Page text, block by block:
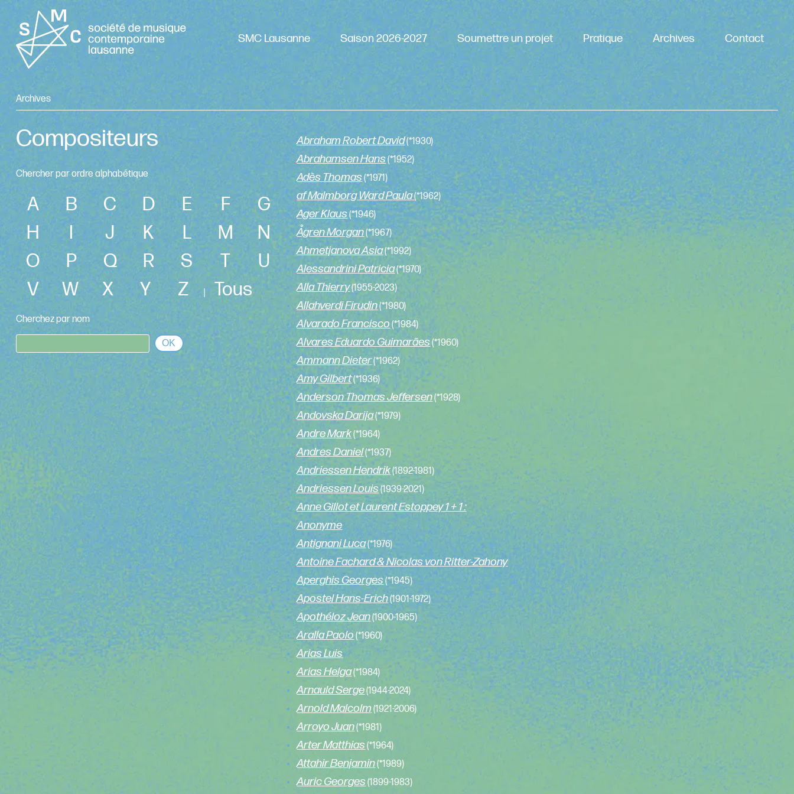
SMC Lausanne Saison 2026-2027 Soumettre un projet Pratique Archives Contact
Archives
Compositeurs
Chercher par ordre alphabétique
A B C D E F
G
H
I J K L M
N
O
P Q R S T
U
V
W X Y Z Tous
Cherchez par nom
OK
Abraham Robert David(*1930)
Abrahamsen Hans(*1952)
Adès Thomas(*1971)
af Malmborg Ward Paula(*1962)
Ager Klaus(*1946)
Ågren Morgan(*1967)
Ahmetjanova Asia(*1992)
Alessandrini Patricia(*1970)
Alla Thierry(1955-2023)
Allahverdi Firudin(*1980)
Alvarado Francisco (*1984)
Alvares Eduardo Guimarães(*1960)
Ammann Dieter(*1962)
Amy Gilbert(*1936)
Anderson Thomas Jeffersen(*1928)
Andovska Darija(*1979)
Andre Mark(*1964)
Andres Daniel(*1937)
Andriessen Hendrik(1892-1981)
Andriessen Louis(1939-2021)
Anne Gillot et Laurent Estoppey 1 + 1 :
Anonyme
Antignani Luca(*1976)
Antoine Fachard & Nicolas von Ritter-Zahony
Aperghis Georges(*1945)
Apostel Hans-Erich(1901-1972)
Apothéloz Jean(1900-1965)
Aralla Paolo (*1960)
Arias Luis
Arias Helga(*1984)
Arnauld Serge(1944-2024)
Arnold Malcolm (1921-2006)
Arroyo Juan(*1981)
Arter Matthias(*1964)
Attahir Benjamin(*1989)
Auric Georges(1899-1983)